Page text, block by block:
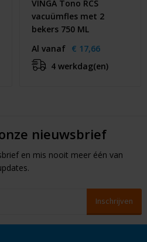
VINGA Tono RCS
vacuümfles met 2
bekers 750 ML
Al vanaf € 17,66
4 werkdag(en)
nieuwsbrief
en mis nooit meer één van